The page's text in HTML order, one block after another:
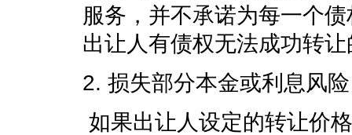
服务，并不承诺为每一个
出让人有债权无法成功转
2. 损失部分本金或利息风险
如果出让人设定的转让价